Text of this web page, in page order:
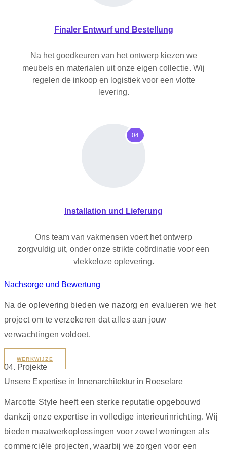
Finaler Entwurf und Bestellung
Na het goedkeuren van het ontwerp kiezen we
meubels en materialen uit onze eigen collectie. Wij
regelen de inkoop en logistiek voor een vlotte
levering.
04
Installation und Lieferung
Ons team van vakmensen voert het ontwerp
zorgvuldig uit, onder onze strikte coördinatie voor een
vlekkeloze oplevering.
Nachsorge und Bewertung
Na de oplevering bieden we nazorg en evalueren we het
project om te verzekeren dat alles aan jouw
verwachtingen voldoet.
WERKWIJZE
04. Projekte
Unsere Expertise in Innenarchitektur in Roeselare
Marcotte Style heeft een sterke reputatie opgebouwd
dankzij onze expertise in volledige interieurinrichting. Wij
bieden maatwerkoplossingen voor zowel woningen als
commerciële projecten, waarbij we zorgen voor een